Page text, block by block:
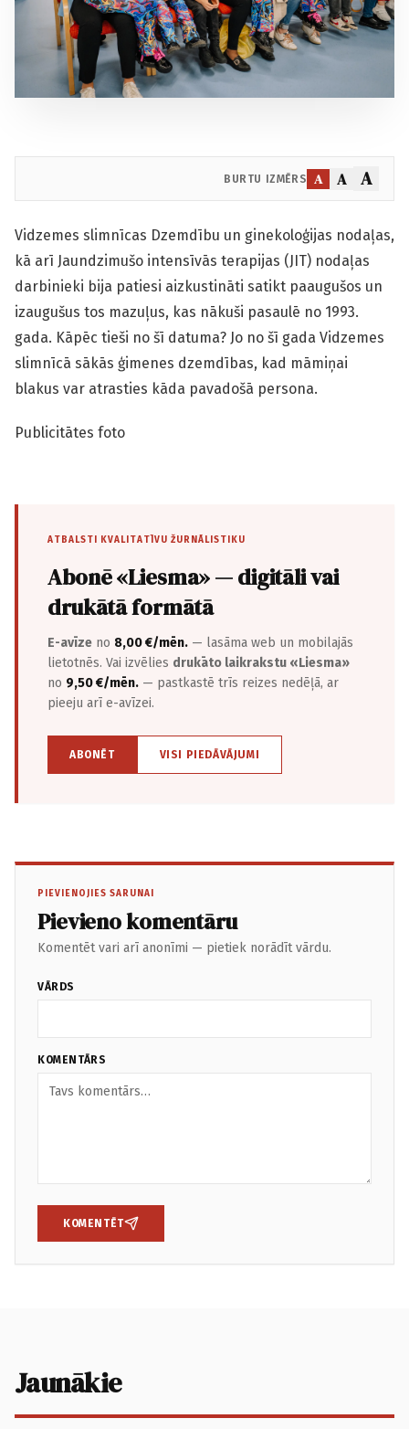
BURTU IZMĒRS A A A
Vidzemes slimnīcas Dzemdību un ginekoloģijas nodaļas,
kā arī Jaundzimušo intensīvās terapijas (JIT) nodaļas
darbinieki bija patiesi aizkustināti satikt paaugušos un
izaugušus tos mazuļus, kas nākuši pasaulē no 1993.
gada. Kāpēc tieši no šī datuma? Jo no šī gada Vidzemes
slimnīcā sākās ģimenes dzemdības, kad māmiņai
blakus var atrasties kāda pavadošā persona.
Publicitātes foto
ATBALSTI KVALITATĪVU ŽURNĀLISTIKU
Abonē «Liesma» — digitāli vai
drukātā formātā
E-avīze no 8,00 €/mēn. — lasāma web un mobilajās
lietotnēs. Vai izvēlies drukāto laikrakstu «Liesma»
no 9,50 €/mēn. — pastkastē trīs reizes nedēļā, ar
pieeju arī e-avīzei.
ABONĒT VISI PIEDĀVĀJUMI
PIEVIENOJIES SARUNAI
Pievieno komentāru
Komentēt vari arī anonīmi — pietiek norādīt vārdu.
VĀRDS
KOMENTĀRS
KOMENTĒT
Jaunākie